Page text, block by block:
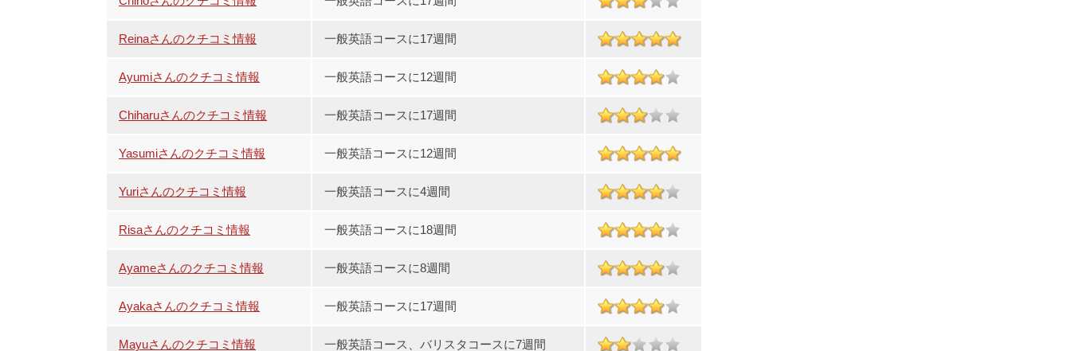
Reinaさんのクチコミ情報 一般英語コースに17週間
Ayumiさんのクチコミ情報 一般英語コースに12週間
Chiharuさんのクチコミ情報 一般英語コースに17週間
Yasumiさんのクチコミ情報 一般英語コースに12週間
Yuriさんのクチコミ情報 一般英語コースに4週間
Risaさんのクチコミ情報 一般英語コースに18週間
Ayameさんのクチコミ情報 一般英語コースに8週間
Ayakaさんのクチコミ情報 一般英語コースに17週間
Mayuさんのクチコミ情報 一般英語コース、バリスタコースに7週間